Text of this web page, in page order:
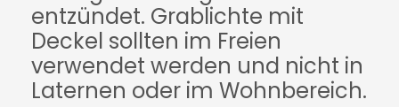
entzündet. Grablichte mit
Deckel sollten im Freien
verwendet werden und nicht in
Laternen oder im Wohnbereich.